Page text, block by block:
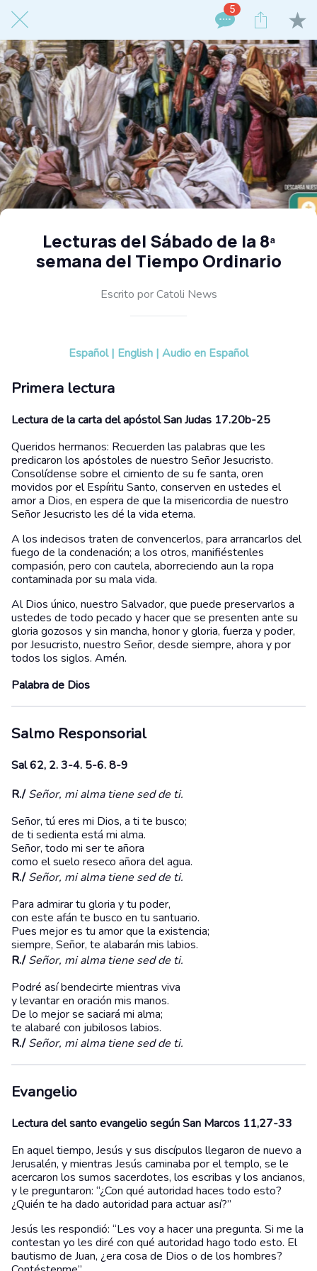
5
Lecturas del Sábado de la 8ª
semana del Tiempo Ordinario
Escrito por Catoli News
Español | English | Audio en Español
Primera lectura
Lectura de la carta del apóstol San Judas 17.20b-25
Queridos hermanos: Recuerden las palabras que les
predicaron los apóstoles de nuestro Señor Jesucristo.
Consolídense sobre el cimiento de su fe santa, oren
movidos por el Espíritu Santo, conserven en ustedes el
amor a Dios, en espera de que la misericordia de nuestro
Señor Jesucristo les dé la vida eterna.
A los indecisos traten de convencerlos, para arrancarlos del
fuego de la condenación; a los otros, manifiéstenles
compasión, pero con cautela, aborreciendo aun la ropa
contaminada por su mala vida.
Al Dios único, nuestro Salvador, que puede preservarlos a
ustedes de todo pecado y hacer que se presenten ante su
gloria gozosos y sin mancha, honor y gloria, fuerza y poder,
por Jesucristo, nuestro Señor, desde siempre, ahora y por
todos los siglos. Amén.
Palabra de Dios
Salmo Responsorial
Sal 62, 2. 3-4. 5-6. 8-9
R./ Señor, mi alma tiene sed de ti.
Señor, tú eres mi Dios, a ti te busco;
de ti sedienta está mi alma.
Señor, todo mi ser te añora
como el suelo reseco añora del agua.
R./ Señor, mi alma tiene sed de ti.
Para admirar tu gloria y tu poder,
con este afán te busco en tu santuario.
Pues mejor es tu amor que la existencia;
siempre, Señor, te alabarán mis labios.
R./ Señor, mi alma tiene sed de ti.
Podré así bendecirte mientras viva
y levantar en oración mis manos.
De lo mejor se saciará mi alma;
te alabaré con jubilosos labios.
R./ Señor, mi alma tiene sed de ti.
Evangelio
Lectura del santo evangelio según San Marcos 11,27-33
En aquel tiempo, Jesús y sus discípulos llegaron de nuevo a
Jerusalén, y mientras Jesús caminaba por el templo, se le
acercaron los sumos sacerdotes, los escribas y los ancianos,
y le preguntaron: “¿Con qué autoridad haces todo esto?
¿Quién te ha dado autoridad para actuar así?”
Jesús les respondió: “Les voy a hacer una pregunta. Si me la
contestan yo les diré con qué autoridad hago todo esto. El
bautismo de Juan, ¿era cosa de Dios o de los hombres?